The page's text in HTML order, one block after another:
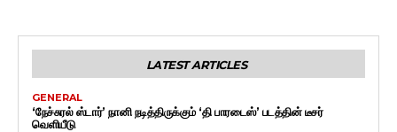
LATEST ARTICLES
GENERAL
‘நேச்சுரல் ஸ்டார்’ நானி நடித்திருக்கும் ‘தி பாரடைஸ்’ படத்தின் டீசர்
வெளியீடு